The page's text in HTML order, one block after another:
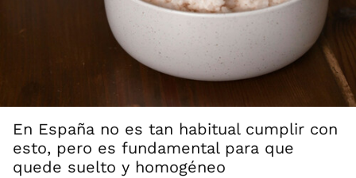
En España no es tan habitual cumplir con
esto, pero es fundamental para que
quede suelto y homogéneo